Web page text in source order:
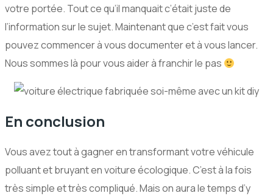
votre portée. Tout ce qu’il manquait c’était juste de
l’information sur le sujet. Maintenant que c’est fait vous
pouvez commencer à vous documenter et à vous lancer.
Nous sommes là pour vous aider à franchir le pas
En conclusion
Vous avez tout à gagner en transformant votre véhicule
polluant et bruyant en voiture écologique. C’est à la fois
très simple et très compliqué. Mais on aura le temps d’y